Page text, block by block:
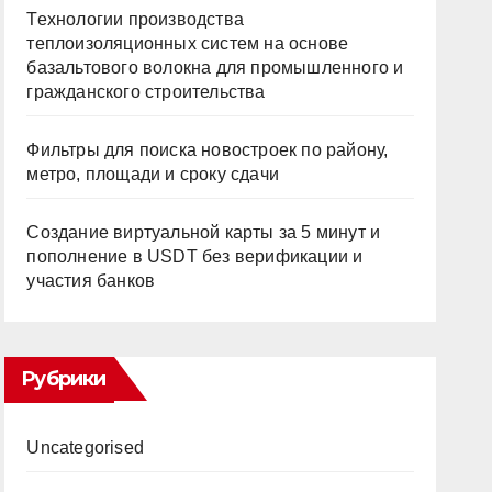
Технологии производства
теплоизоляционных систем на основе
базальтового волокна для промышленного и
гражданского строительства
Фильтры для поиска новостроек по району,
метро, площади и сроку сдачи
Создание виртуальной карты за 5 минут и
пополнение в USDT без верификации и
участия банков
Рубрики
Uncategorised